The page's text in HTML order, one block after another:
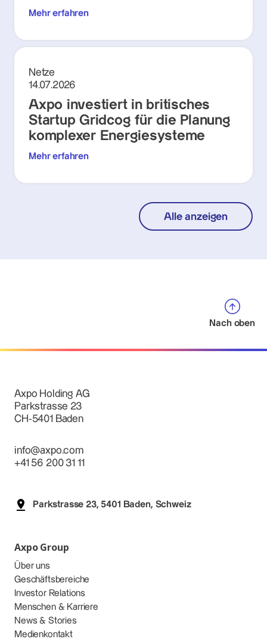
Mehr erfahren
Netze
14.07.2026
Axpo investiert in britisches
Startup Gridcog für die Planung
komplexer Energiesysteme
Mehr erfahren
Alle anzeigen
Nach oben
Axpo Holding AG
Parkstrasse 23
CH-5401 Baden
info@axpo.com
+41 56 200 31 11
Parkstrasse 23, 5401 Baden, Schweiz
Axpo Group
Über uns
Geschäftsbereiche
Investor Relations
Menschen & Karriere
News & Stories
Medienkontakt